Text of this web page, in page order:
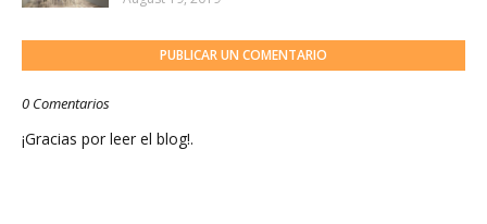
PUBLICAR UN COMENTARIO
0 Comentarios
¡Gracias por leer el blog!.